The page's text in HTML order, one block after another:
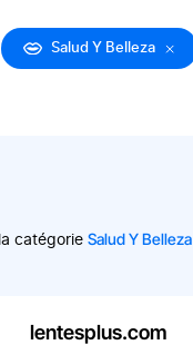
Salud Y Belleza
catégorie Salud Y Belleza
lentesplus.com